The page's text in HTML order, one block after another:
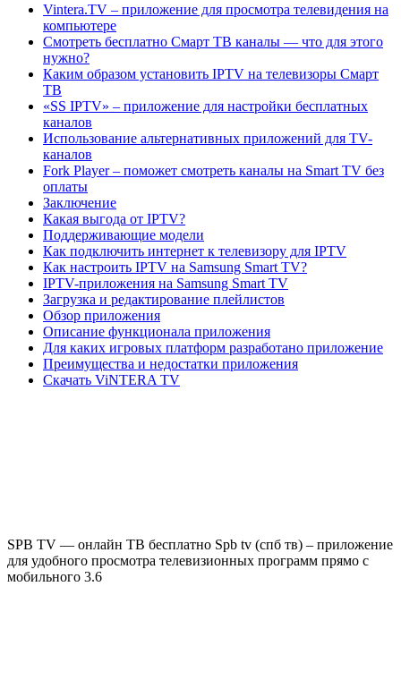
Vintera.TV – приложение для просмотра телевидения на
компьютере
Смотреть бесплатно Смарт ТВ каналы — что для этого
нужно?
Каким образом установить IPTV на телевизоры Смарт
ТВ
«SS IPTV» – приложение для настройки бесплатных
каналов
Использование альтернативных приложений для TV-
каналов
Fork Player – поможет смотреть каналы на Smart TV без
оплаты
Заключение
Какая выгода от IPTV?
Поддерживающие модели
Как подключить интернет к телевизору для IPTV
Как настроить IPTV на Samsung Smart TV?
IPTV-приложения на Samsung Smart TV
Загрузка и редактирование плейлистов
Обзор приложения
Описание функционала приложения
Для каких игровых платформ разработано приложение
Преимущества и недостатки приложения
Скачать ViNTERA TV
SPB TV — онлайн ТВ бесплатно Spb tv (спб тв) – приложение
для удобного просмотра телевизионных программ прямо с
мобильного 3.6